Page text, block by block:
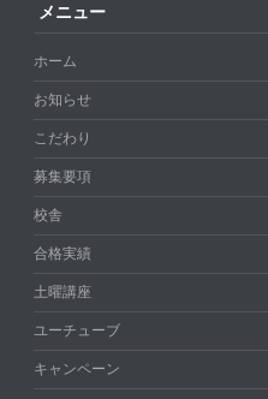
メニュー
ホーム
お知らせ
こだわり
募集要項
校舎
合格実績
土曜講座
ユーチューブ
キャンペーン